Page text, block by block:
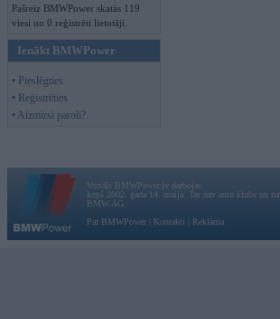
Pašreiz BMWPower skatās 119
viesi un 0 reģistrēti lietotāji.
Ienākt BMWPower
• Pieslēgties
• Reģistrēties
• Aizmirsi paroli?
Vortāls BMWPower.lv darbojas
kopš 2002. gada 14. maija. Tas nav auto klubs un
BMW AG.
Par BMWPower
Kontakti Reklāma